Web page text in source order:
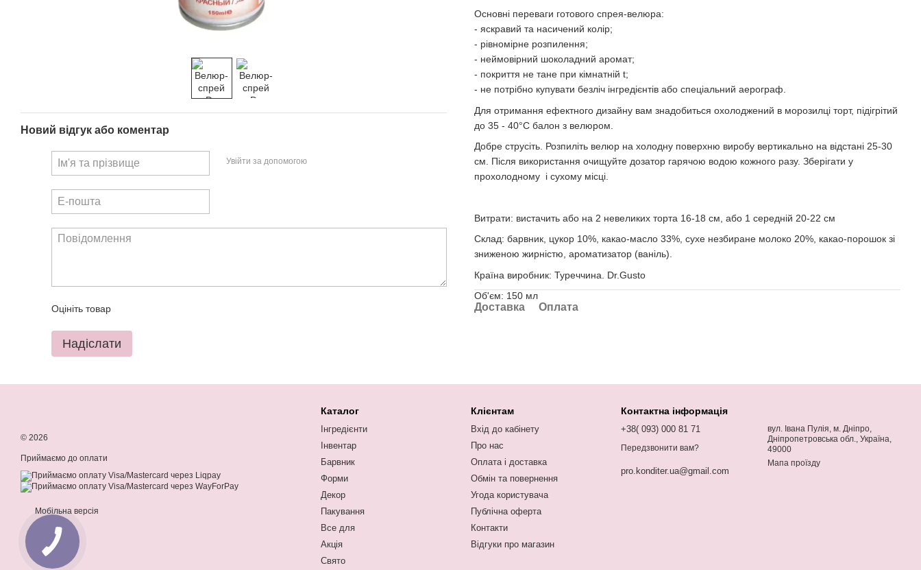
Новий відгук або коментар
Увійти за допомогою
Оцініть товар
Надіслати
Основні переваги готового спрея-велюра:
- яскравий та насичений колір;
- рівномірне розпилення;
- неймовірний шоколадний аромат;
- покриття не тане при кімнатній t;
- не потрібно купувати безліч інгредієнтів або спеціальний аерограф.
Для отримання ефектного дизайну вам знадобиться охолоджений в морозилці торт, підігрітий
до 35 - 40°C балон з велюром.
Добре струсіть. Розпиліть велюр на холодну поверхню виробу вертикально на відстані 25-30
см. Після використання очищуйте дозатор гарячою водою кожного разу. Зберігати у
прохолодному і сухому місці.
Витрати: вистачить або на 2 невеликих торта 16-18 см, або 1 середній 20-22 см
Склад: барвник, цукор 10%, какао-масло 33%, сухе незбиране молоко 20%, какао-порошок зі
зниженою жирністю, ароматизатор (ваніль).
Країна виробник: Туреччина. Dr.Gusto
Об'єм: 150 мл
Доставка Оплата
© 2026
Приймаємо до оплати
Мобільна версія
Каталог
Інгредієнти
Інвентар
Барвник
Форми
Декор
Пакування
Все для
Акція
Свято
Клієнтам
Вхід до кабінету
Про нас
Оплата і доставка
Обмін та повернення
Угода користувача
Публічна оферта
Контакти
Відгуки про магазин
Контактна інформація
+38( 093) 000 81 71
Передзвонити вам?
pro.konditer.ua@gmail.com
вул. Івана Пулія, м. Дніпро,
Дніпропетровська обл., Україна,
49000
Мапа проїзду